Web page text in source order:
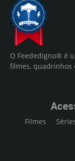
O Feededigno® é
filmes, quadrinhos
Filmes